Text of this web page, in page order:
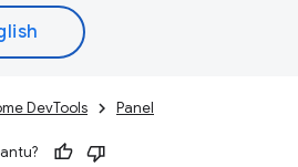
DevTools Panel